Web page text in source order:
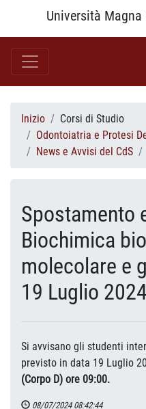
Università
Inizio
Corsi di Studio
Odontoiatria e Protesi
News e Avvisi del CdS
Spostamento
Biochimica
molecolare e
19 Luglio 2024
Si avvisano gli studenti
previsto in data 19 Luglio
(Corpo D) ore 09:00.
08/07/2024 08:42:44